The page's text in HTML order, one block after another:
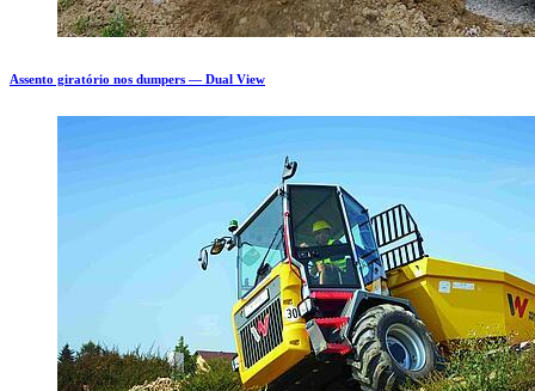
Assento giratório nos dumpers — Dual View